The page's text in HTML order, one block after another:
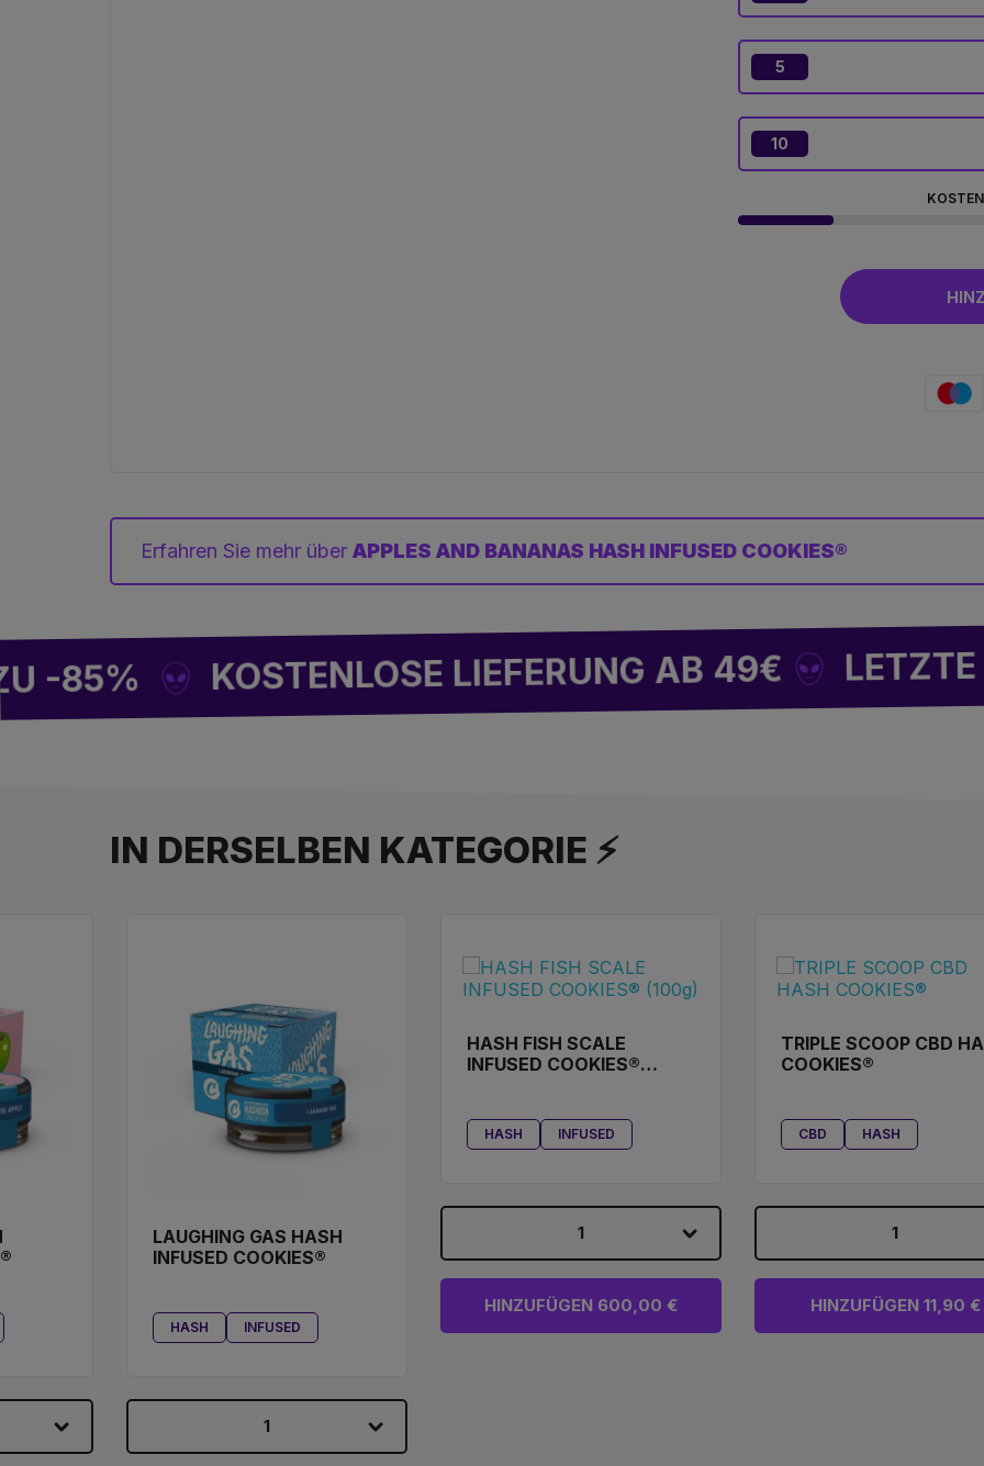
5
10
Erfahren Sie mehr über APPLES AND BANANAS HASH INFUSED COOKIES®
KOSTENLOSE LIEFERUNG AB 49€ LETZTE
IN DERSELBEN KATEGORIE ⚡
LAUGHING GAS HASH
INFUSED COOKIES®
HASH INFUSED
1
HASH FISH SCALE
INFUSED COOKIES®
HASH INFUSED
1
HINZUFÜGEN 600,00 €
TRIPLE SCOOP CBD
COOKIES®
CBD HASH
1
HINZUFÜGEN 11,90 €